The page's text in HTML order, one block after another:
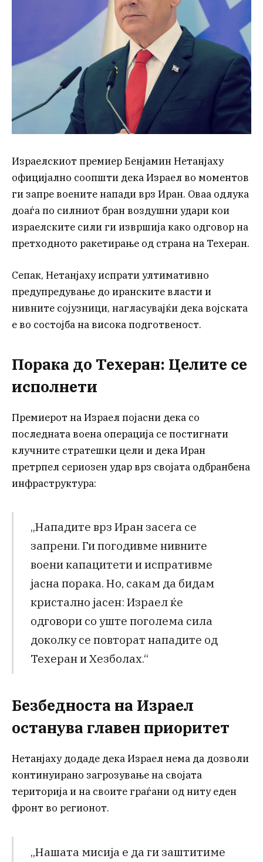
Израелскиот премиер Бенјамин Нетанјаху
официјално соопшти дека Израел во моментов
ги запре воените напади врз Иран. Оваа одлука
доаѓа по силниот бран воздушни удари кои
израелските сили ги извршија како одговор на
претходното ракетирање од страна на Техеран.
Сепак, Нетанјаху испрати ултимативно
предупредување до иранските власти и
нивните сојузници, нагласувајќи дека војската
е во состојба на висока подготвеност.
Порака до Техеран: Целите се
исполнети
Премиерот на Израел појасни дека со
последната воена операција се постигнати
клучните стратешки цели и дека Иран
претрпел сериозен удар врз својата одбранбена
инфраструктура:
„Нападите врз Иран засега се
запрени. Ги погодивме нивните
воени капацитети и испративме
јасна порака. Но, сакам да бидам
кристално јасен: Израел ќе
одговори со уште поголема сила
доколку се повторат нападите од
Техеран и Хезболах.“
Безбедноста на Израел
останува главен приоритет
Нетанјаху додаде дека Израел нема да дозволи
континуирано загрозување на својата
територија и на своите граѓани од ниту еден
фронт во регионот.
„Нашата мисија е да ги заштитиме